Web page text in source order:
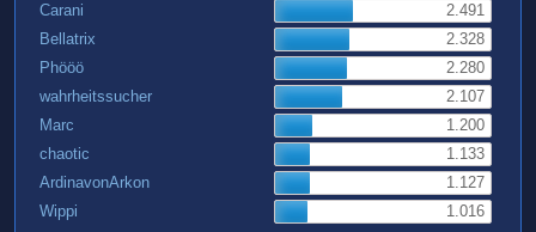
Carani
2.491
Bellatrix
2.328
Phööö
2.280
wahrheitssucher
2.107
Marc
1.200
chaotic
1.133
ArdinavonArkon
1.127
Wippi
1.016